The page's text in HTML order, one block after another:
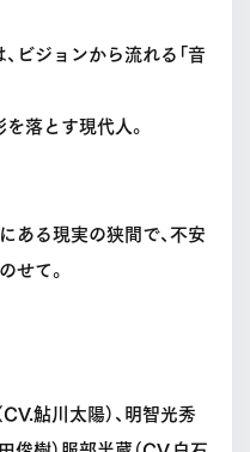
ビジョンから流れる「音
落とす現代人。
ある現実の狭間で、不安
せて。
CV.鮎川太陽）、明智光秀